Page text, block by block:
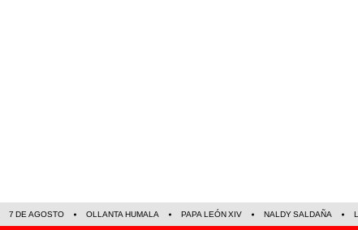
7 DE AGOSTO OLLANTA HUMALA PAPA LEÓN XIV NALDY SALDAÑA